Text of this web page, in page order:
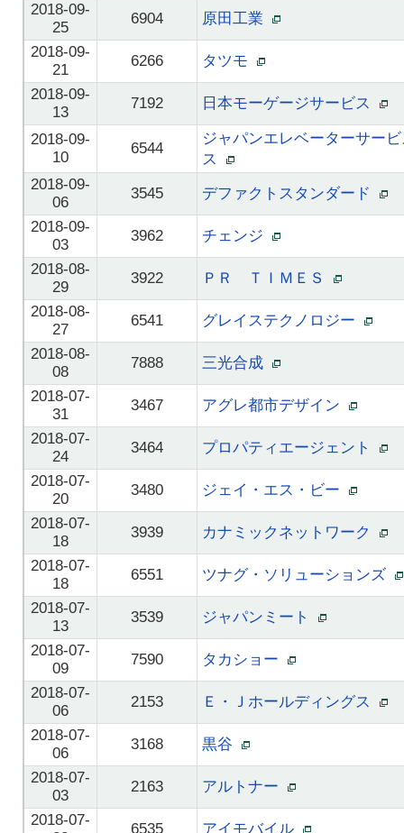
2018-09-
25
6904
原田工業
2018-09-
21
6266
タツモ
2018-09-
13
7192 日本モーゲージサービス
2018-09-
10
6544
ジャパンエレベーターサー
ス
2018-09-
06
3545
デファクトスタンダード
2018-09-
03
3962
チェンジ
2018-08-
29
3922
ＰＲ ＴＩＭＥＳ
2018-08-
27
6541
グレイステクノロジー
2018-08-
08
7888
三光合成
2018-07-
31
3467
アグレ都市デザイン
2018-07-
24
3464
プロパティエージェント
2018-07-
20
3480
ジェイ・エス・ビー
2018-07-
18
3939
カナミックネットワーク
2018-07-
18
6551
ツナグ・ソリューションズ
2018-07-
13
3539
ジャパンミート
2018-07-
09
7590
タカショー
2018-07-
06
2153
Ｅ・Ｊホールディングス
2018-07-
06
3168
黒谷
2018-07-
03
2163
アルトナー
2018-07-
6535
アイモバイル